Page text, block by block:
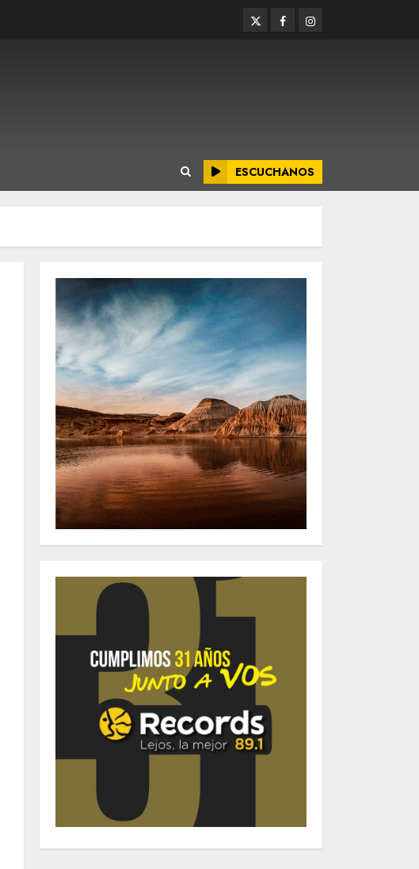
TwitterFacebookInstagram
ESCUCHANOS